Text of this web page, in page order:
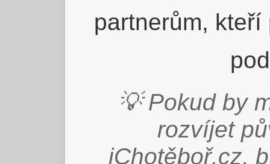
partnerům,
💡 Pokud by
rozvíjet
iChotěboř.cz,